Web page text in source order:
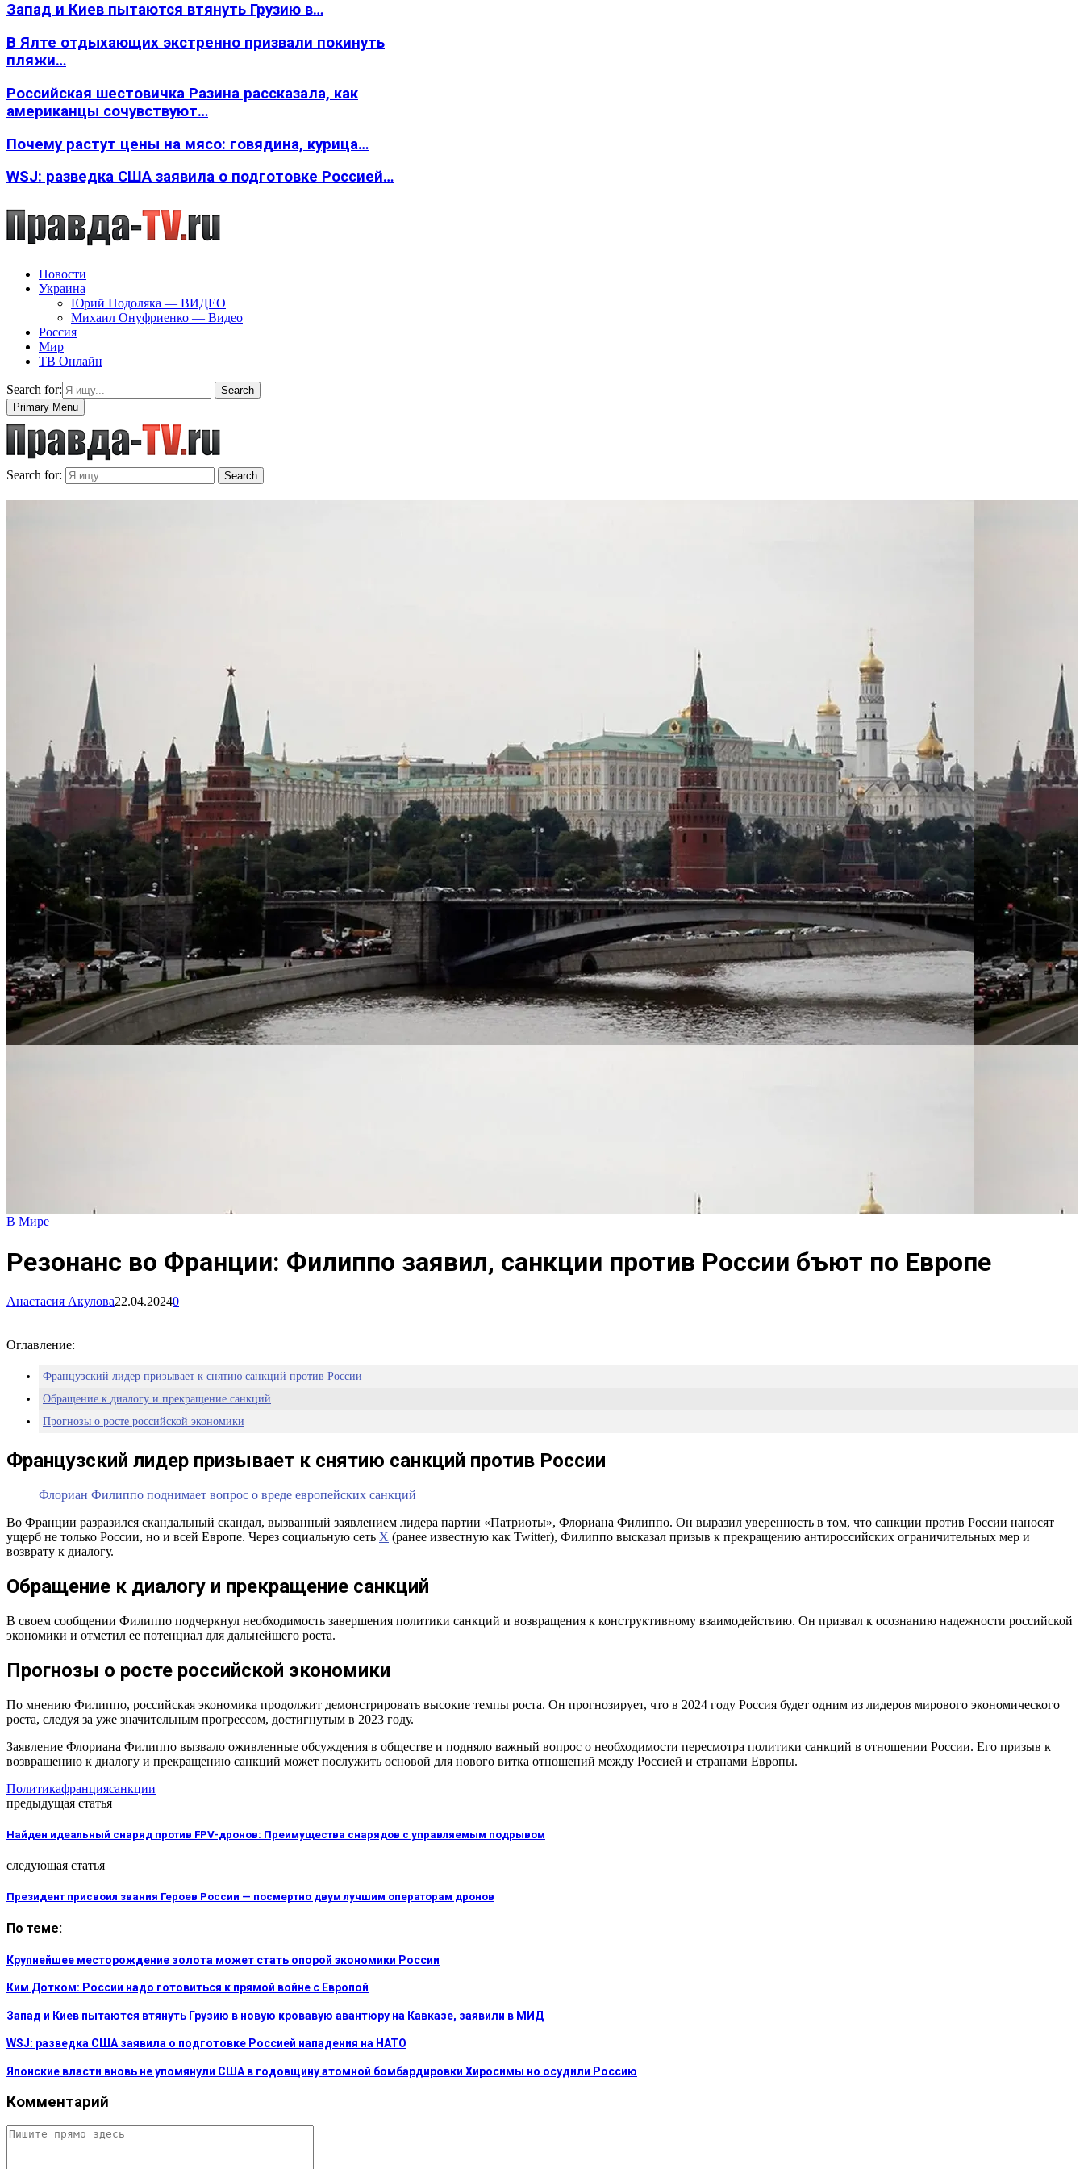
Запад и Киев пытаются втянуть Грузию в…
В Ялте отдыхающих экстренно призвали покинуть
пляжи…
Российская шестовичка Разина рассказала, как
американцы сочувствуют…
Почему растут цены на мясо: говядина, курица…
WSJ: разведка США заявила о подготовке Россией…
Новости
Украина
Юрий Подоляка — ВИДЕО
Михаил Онуфриенко — Видео
Россия
Мир
ТВ Онлайн
Search for:
Search
Primary Menu
Search for: Search
В Мире
Резонанс во Франции: Филиппо заявил, санкции против России бъют по Европе
Анастасия Акулова22.04.20240
Оглавление:
Французский лидер призывает к снятию санкций против России
Обращение к диалогу и прекращение санкций
Прогнозы о росте российской экономики
Французский лидер призывает к снятию санкций против России
Флориан Филиппо поднимает вопрос о вреде европейских санкций
Во Франции разразился скандальный скандал, вызванный заявлением лидера партии «Патриоты», Флориана Филиппо. Он выразил уверенность в том, что санкции против России наносят
ущерб не только России, но и всей Европе. Через социальную сеть X (ранее известную как Twitter), Филиппо высказал призыв к прекращению антироссийских ограничительных мер и
возврату к диалогу.
Обращение к диалогу и прекращение санкций
В своем сообщении Филиппо подчеркнул необходимость завершения политики санкций и возвращения к конструктивному взаимодействию. Он призвал к осознанию надежности российской
экономики и отметил ее потенциал для дальнейшего роста.
Прогнозы о росте российской экономики
По мнению Филиппо, российская экономика продолжит демонстрировать высокие темпы роста. Он прогнозирует, что в 2024 году Россия будет одним из лидеров мирового экономического
роста, следуя за уже значительным прогрессом, достигнутым в 2023 году.
Заявление Флориана Филиппо вызвало оживленные обсуждения в обществе и подняло важный вопрос о необходимости пересмотра политики санкций в отношении России. Его призыв к
возвращению к диалогу и прекращению санкций может послужить основой для нового витка отношений между Россией и странами Европы.
Политикафранциясанкции
предыдущая статья
Найден идеальный снаряд против FPV-дронов: Преимущества снарядов с управляемым подрывом
следующая статья
Президент присвоил звания Героев России — посмертно двум лучшим операторам дронов
По теме:
Крупнейшее месторождение золота может стать опорой экономики России
Ким Дотком: России надо готовиться к прямой войне с Европой
Запад и Киев пытаются втянуть Грузию в новую кровавую авантюру на Кавказе, заявили в МИД
WSJ: разведка США заявила о подготовке Россией нападения на НАТО
Японские власти вновь не упомянули США в годовщину атомной бомбардировки Хиросимы но осудили Россию
Комментарий